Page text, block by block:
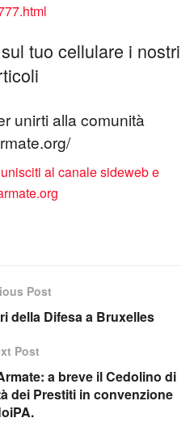
tuo cellulare i nostri
unirti alla comunità
Post
della Difesa a Bruxelles
Post
a breve il Cedolino di
dei Prestiti in convenzione